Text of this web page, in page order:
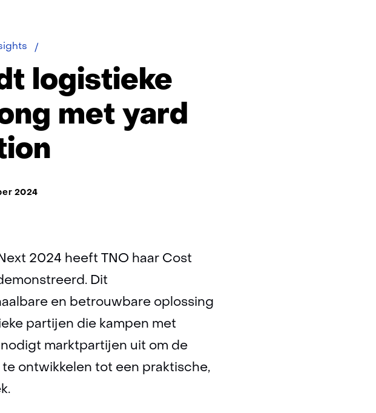
biedt
logistieke
partners
voorsprong
met
yard
logistieke
met yard
2024
2024 heeft TNO haar Cost
Dit
en betrouwbare oplossing
partijen die kampen met
marktpartijen uit om de
ontwikkelen tot een praktische,